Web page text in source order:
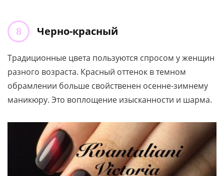
Черно-красный
Традиционные цвета пользуются спросом у женщин
разного возраста. Красный оттенок в темном
обрамлении больше свойственен осенне-зимнему
маникюру. Это воплощение изысканности и шарма.